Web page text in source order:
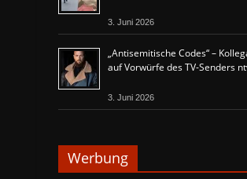
3. Juni 2026
„Antisemitische Codes“ –
auf Vorwürfe des TV-Senders
3. Juni 2026
Werbung